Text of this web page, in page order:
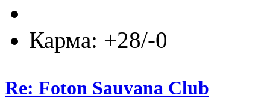
Карма: +28/-0
Re: Foton Sauvana Club